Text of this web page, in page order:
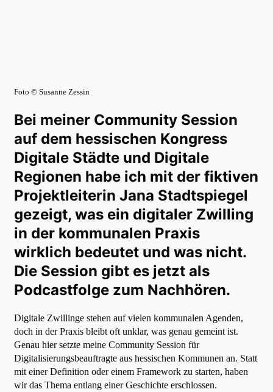
Foto © Susanne Zessin
Bei meiner Community Session
auf dem hessischen Kongress
Digitale Städte und Digitale
Regionen habe ich mit der fiktiven
Projektleiterin Jana Stadtspiegel
gezeigt, was ein digitaler Zwilling
in der kommunalen Praxis
wirklich bedeutet und was nicht.
Die Session gibt es jetzt als
Podcastfolge zum Nachhören.
Digitale Zwillinge stehen auf vielen kommunalen Agenden,
doch in der Praxis bleibt oft unklar, was genau gemeint ist.
Genau hier setzte meine Community Session für
Digitalisierungsbeauftragte aus hessischen Kommunen an. Statt
mit einer Definition oder einem Framework zu starten, haben
wir das Thema entlang einer Geschichte erschlossen.